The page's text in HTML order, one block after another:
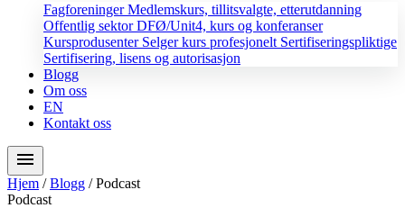
FagforeningerMedlemskurs, tillitsvalgte, etterutdanning
Offentlig sektorDFØ/Unit4, kurs og konferanser
Kursprodusenter Selger kurs profesjonelt Sertifiseringspliktige
Sertifisering, lisens og autorisasjon
Blogg
Om oss
EN
Kontakt oss
menu
Hjem / Blogg / Podcast
Podcast